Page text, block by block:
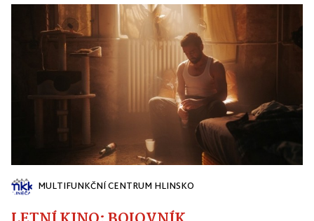
MULTIFUNKČNÍ CENTRUM HLINSKO